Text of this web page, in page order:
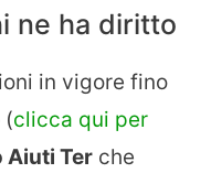
ne ha diritto
in vigore fino
(clicca qui per
Aiuti Ter che